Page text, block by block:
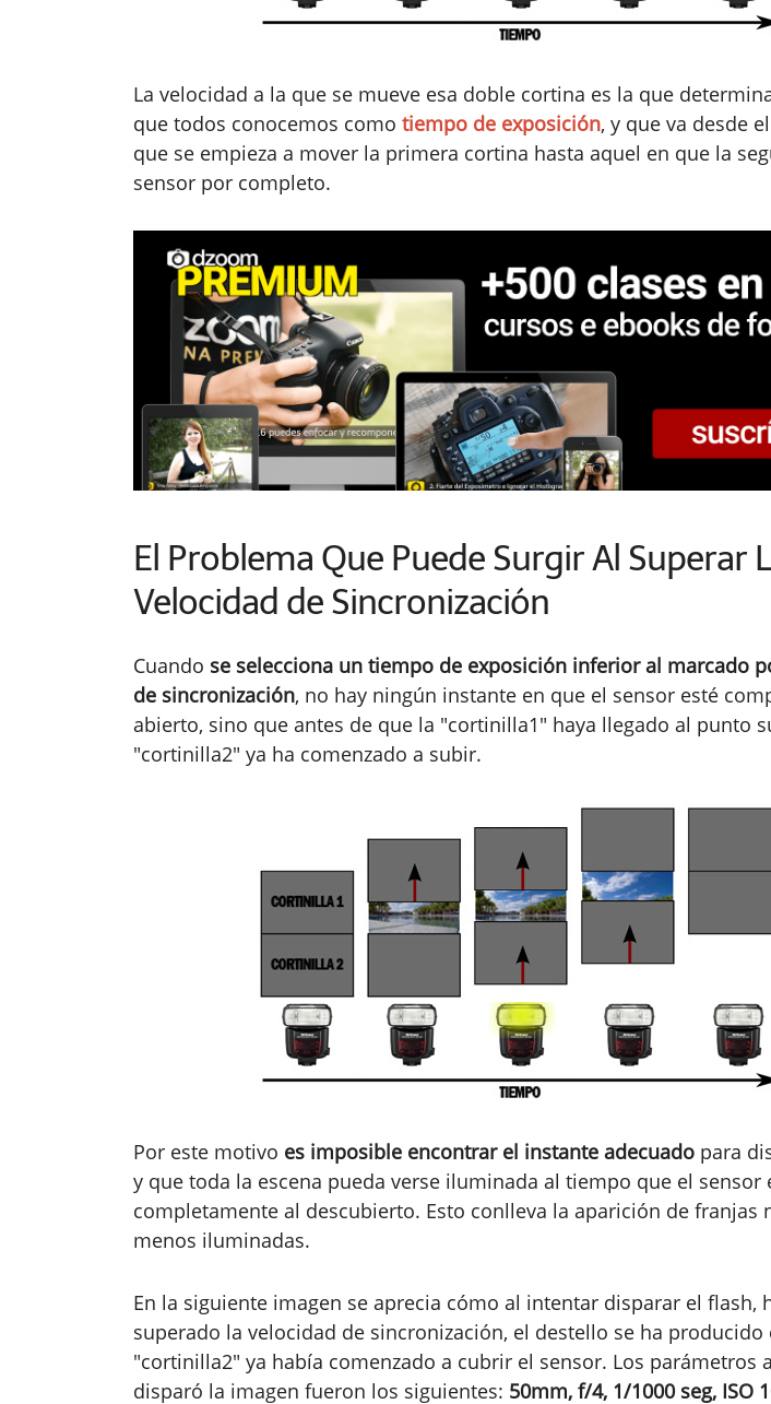
La velocidad a la que se mueve esa doble cortina es la que
que todos conocemos como tiempo de exposición, y que va desde
que se empieza a mover la primera cortina hasta aquel en que la
sensor por completo.
El Problema Que Puede Surgir Al Superar
Velocidad de Sincronización
Cuando se selecciona un tiempo de exposición inferior al marcado
de sincronización, no hay ningún instante en que el sensor esté
abierto, sino que antes de que la "cortinilla1" haya llegado al punto
"cortinilla2" ya ha comenzado a subir.
Por este motivo es imposible encontrar el instante adecuado para
y que toda la escena pueda verse iluminada al tiempo que el sensor
completamente al descubierto. Esto conlleva la aparición de franjas
menos iluminadas.
En la siguiente imagen se aprecia cómo al intentar disparar el flash,
superado la velocidad de sincronización, el destello se ha producido
"cortinilla2" ya había comenzado a cubrir el sensor. Los parámetros
disparó la imagen fueron los siguientes: 50mm, f/4, 1/1000 seg, ISO